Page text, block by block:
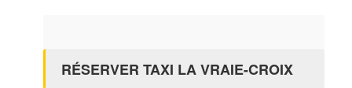
RÉSERVER TAXI LA VRAIE-CROIX